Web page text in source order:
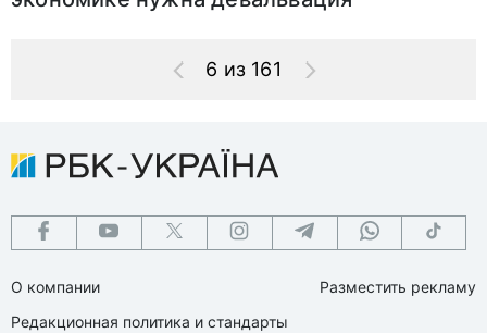
6 из 161
О компании
Редакционная политика и стандарты
Разместить рекламу